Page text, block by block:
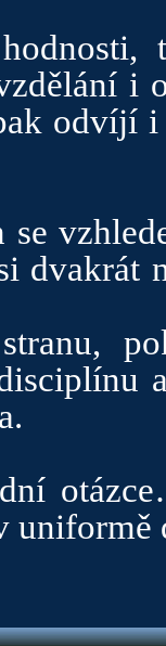
i
odvíjí
se